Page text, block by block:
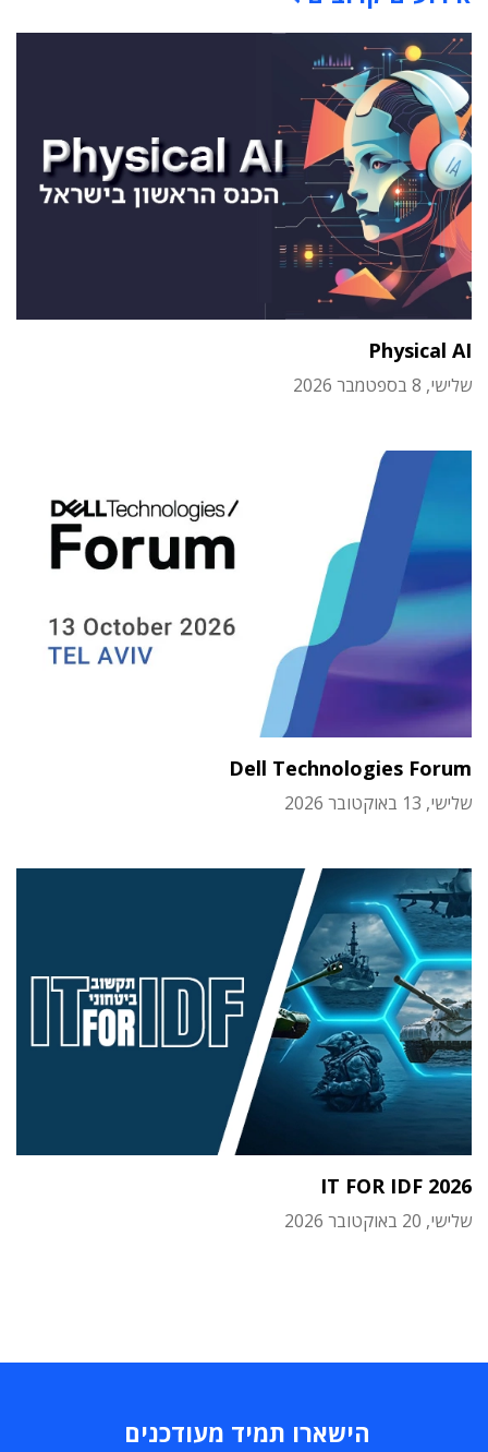
Physical AI
שלישי, 8 בספטמבר 2026
Dell Technologies Forum
שלישי, 13 באוקטובר 2026
IT FOR IDF 2026
שלישי, 20 באוקטובר 2026
הישארו תמיד מעודכנים